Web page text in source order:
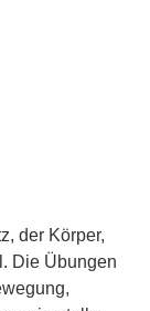
der Körper,
Die Übungen